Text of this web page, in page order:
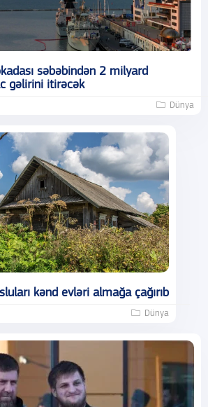
səbəbindən 2 milyard
gəlirini itirəcək
Dünya
kənd evləri almağa çağırıb
Dünya